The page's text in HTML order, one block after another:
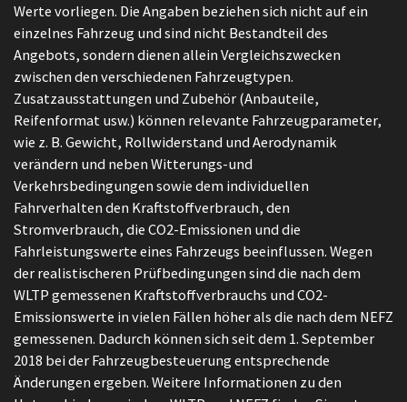
Werte vorliegen. Die Angaben beziehen sich nicht auf ein
einzelnes Fahrzeug und sind nicht Bestandteil des
Angebots, sondern dienen allein Vergleichszwecken
zwischen den verschiedenen Fahrzeugtypen.
Zusatzausstattungen und Zubehör (Anbauteile,
Reifenformat usw.) können relevante Fahrzeugparameter,
wie z. B. Gewicht, Rollwiderstand und Aerodynamik
verändern und neben Witterungs-und
Verkehrsbedingungen sowie dem individuellen
Fahrverhalten den Kraftstoffverbrauch, den
Stromverbrauch, die CO2-Emissionen und die
Fahrleistungswerte eines Fahrzeugs beeinflussen. Wegen
der realistischeren Prüfbedingungen sind die nach dem
WLTP gemessenen Kraftstoffverbrauchs und CO2-
Emissionswerte in vielen Fällen höher als die nach dem NEFZ
gemessenen. Dadurch können sich seit dem 1. September
2018 bei der Fahrzeugbesteuerung entsprechende
Änderungen ergeben. Weitere Informationen zu den